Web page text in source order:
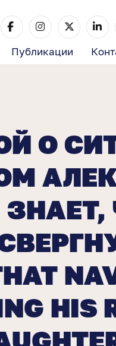
Публикации
О
HIS